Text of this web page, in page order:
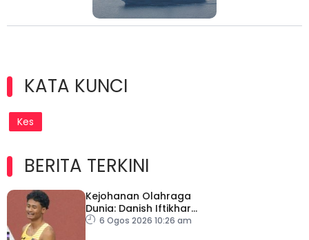
KATA KUNCI
Kes
BERITA TERKINI
Kejohanan Olahraga
Dunia: Danish Iftikhar
cipta sejarah mara ke
6 Ogos 2026 10:26 am